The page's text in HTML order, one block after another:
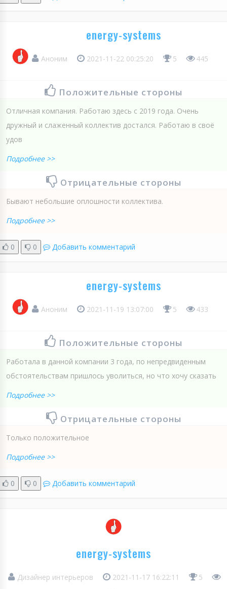
energy-systems
Аноним 2021-11-22 00:25:20 5 445
Положительные стороны
Отличная компания. Работаю здесь с 2019 года. Очень
дружный и слаженный коллектив достался. Работаю в своё
удов
Подробнее >>
Отрицательные стороны
Бывают небольшие оплошности коллектива.
Подробнее >>
0 0 Добавить комментарий
energy-systems
Аноним 2021-11-19 13:07:00 5 433
Положительные стороны
Работала в данной компании 3 года, по непредвиденным
обстоятельствам пришлось уволиться, но что хочу сказать
Подробнее >>
Отрицательные стороны
Только положительное
Подробнее >>
0 0 Добавить комментарий
energy-systems
Дизайнер интерьеров 2021-11-17 16:22:11
5